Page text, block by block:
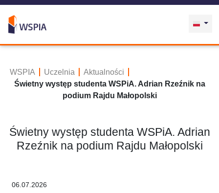
WSPIA Uczelnia
Aktualności
Świetny występ studenta WSPiA. Adrian Rzeźnik na
podium Rajdu Małopolski
Świetny występ studenta WSPiA. Adrian
Rzeźnik na podium Rajdu Małopolski
06.07.2026